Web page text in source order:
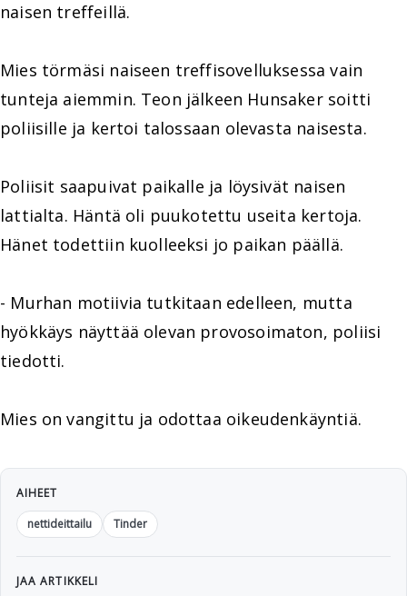
naisen treffeillä.
Mies törmäsi naiseen treffisovelluksessa vain
tunteja aiemmin. Teon jälkeen Hunsaker soitti
poliisille ja kertoi talossaan olevasta naisesta.
Poliisit saapuivat paikalle ja löysivät naisen
lattialta. Häntä oli puukotettu useita kertoja.
Hänet todettiin kuolleeksi jo paikan päällä.
- Murhan motiivia tutkitaan edelleen, mutta
hyökkäys näyttää olevan provosoimaton, poliisi
tiedotti.
Mies on vangittu ja odottaa oikeudenkäyntiä.
AIHEET
nettideittailu
Tinder
JAA ARTIKKELI